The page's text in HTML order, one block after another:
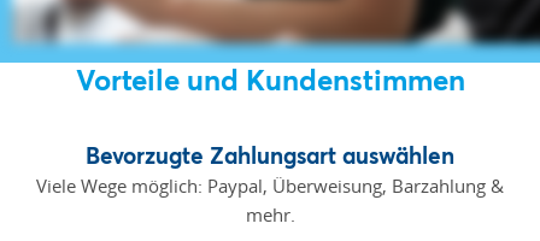
Vorteile und Kundenstimmen
Bevorzugte Zahlungsart auswählen
Viele Wege möglich: Paypal, Überweisung, Barzahlung &
mehr.